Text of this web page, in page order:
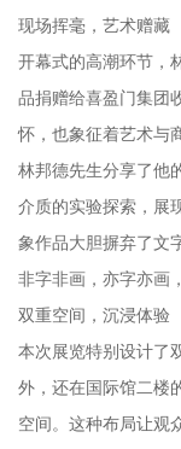
现场挥毫，艺术赠藏
开幕式的高潮环节，
品捐赠给喜盈门集团
怀，也象征着艺术与
林邦德先生分享了他
介质的实验探索，展
象作品大胆摒弃了文
非字非画，亦字亦画
双重空间，沉浸体验
本次展览特别设计了
外，还在国际馆二楼
空间。这种布局让观